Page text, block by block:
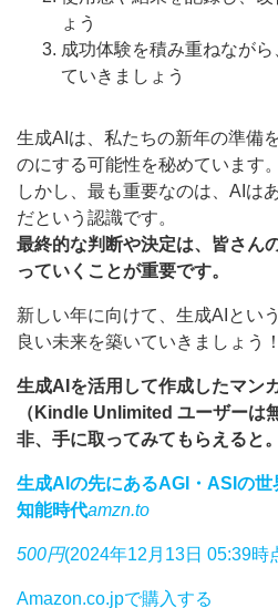
ょう
成功体験を積み重ねなが
ていきましょう
生成AIは、私たちの新年の準備
のにする可能性を秘めています。
しかし、最も重要なのは、AIは
だという認識です。
最終的な判断や決定は、皆さん
っていくことが重要です。
新しい年に向けて、生成AIとい
良い未来を築いていきましょう
生成AIを活用して作成したマン
（Kindle Unlimited ユーザーは
非、手に取ってみてもらえると。
生成AIの先にあるAGI・ASIの
知能時代amzn.to
500円(2024年12月13日 05:39時
Amazon.co.jpで購入する